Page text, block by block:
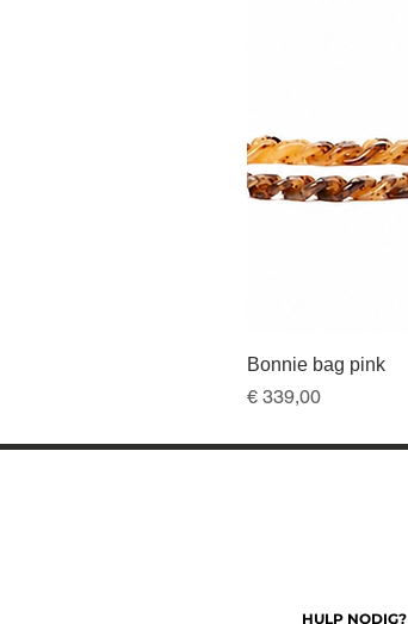
Bonnie bag pink
Prijs
€ 339,00
HULP NODIG?